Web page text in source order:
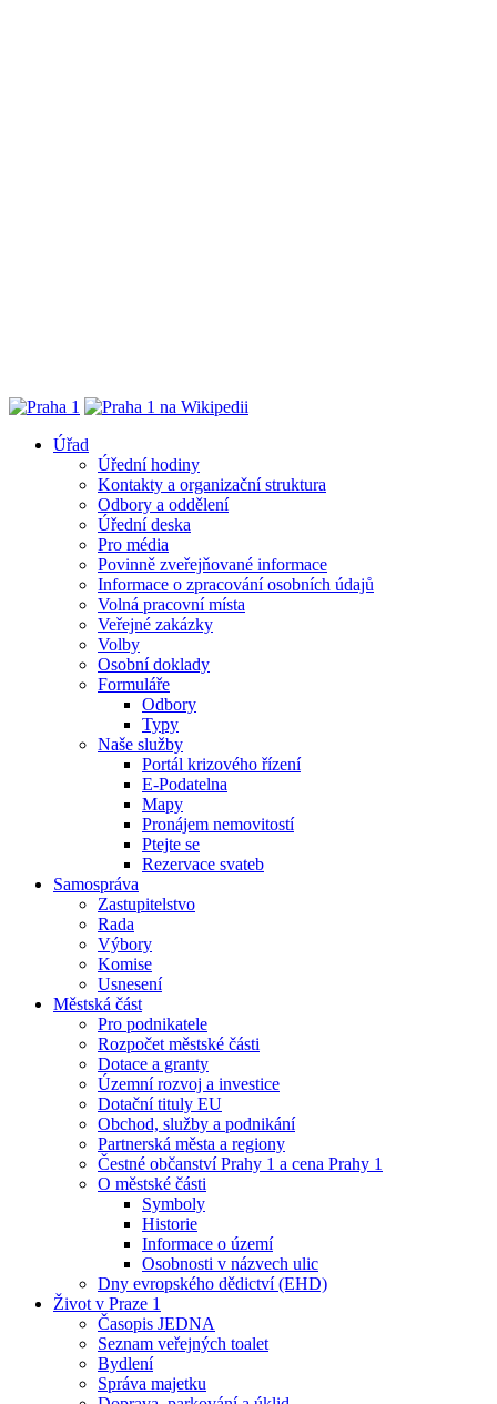
Úřad
Úřední hodiny
Kontakty a organizační struktura
Odbory a oddělení
Úřední deska
Pro média
Povinně zveřejňované informace
Informace o zpracování osobních údajů
Volná pracovní místa
Veřejné zakázky
Volby
Osobní doklady
Formuláře
Odbory
Typy
Naše služby
Portál krizového řízení
E-Podatelna
Mapy
Pronájem nemovitostí
Ptejte se
Rezervace svateb
Samospráva
Zastupitelstvo
Rada
Výbory
Komise
Usnesení
Městská část
Pro podnikatele
Rozpočet městské části
Dotace a granty
Územní rozvoj a investice
Dotační tituly EU
Obchod, služby a podnikání
Partnerská města a regiony
Čestné občanství Prahy 1 a cena Prahy 1
O městské části
Symboly
Historie
Informace o území
Osobnosti v názvech ulic
Dny evropského dědictví (EHD)
Život v Praze 1
Časopis JEDNA
Seznam veřejných toalet
Bydlení
Správa majetku